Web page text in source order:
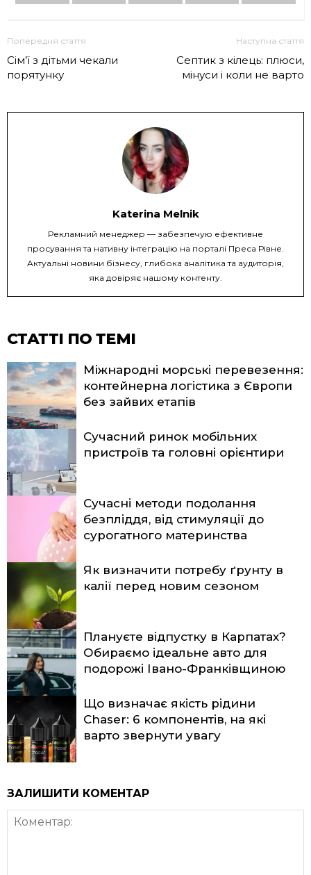
Попередня стаття
Сім’ї з дітьми чекали
порятунку
Наступна стаття
Септик з кілець: плюси,
мінуси і коли не варто
Katerina Melnik
Рекламний менеджер — забезпечую ефективне
просування та нативну інтеграцію на порталі Преса Рівне.
Актуальні новини бізнесу, глибока аналітика та аудиторія,
яка довіряє нашому контенту.
СТАТТІ ПО ТЕМІ
Міжнародні морські перевезення:
контейнерна логістика з Європи
без зайвих етапів
Сучасний ринок мобільних
пристроїв та головні орієнтири
Сучасні методи подолання
безпліддя, від стимуляції до
сурогатного материнства
Як визначити потребу ґрунту в
калії перед новим сезоном
Плануєте відпустку в Карпатах?
Обираємо ідеальне авто для
подорожі Івано-Франківщиною
Що визначає якість рідини
Chaser: 6 компонентів, на які
варто звернути увагу
ЗАЛИШИТИ КОМЕНТАР